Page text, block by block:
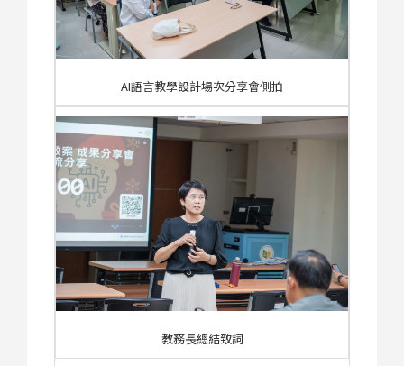
AI語言教學設計場次分享會側拍
教務長總結致詞